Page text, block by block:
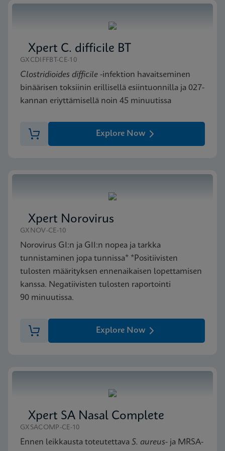
ENGXpert C. difficile BT
GXCDIFFBT-CE-10
Clostridioides difficile -infektion havaitseminen
binäärisen toksiinin erillisellä esiintuonnilla ja 027-
kannan eriyttämisellä noin 45 minuutissa
Explore Now
Xpert Norovirus
GXNOV-CE-10
Norovirus GI:n ja GII:n nopea ja tarkka
tunnistaminen jopa tunnissa* *Positiivisten
tulosten määrityksen ennenaikaisen lopettamisen
kanssa. Negatiivisten tulosten raportointi
90 minuutissa.
Explore Now
Xpert SA Nasal Complete
GXSACOMP-CE-10
Ennen leikkausta toteutettava S. aureus- ja MRSA-